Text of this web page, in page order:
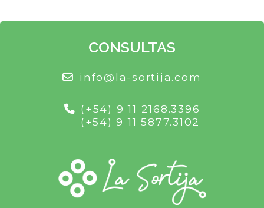
CONSULTAS
info@la-sortija.com
(+54) 9 11 2168.3396
(+54) 9 11 5877.3102